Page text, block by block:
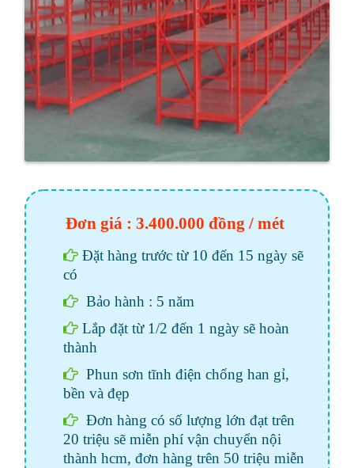
Đơn giá : 3.400.000 đồng / mét
Đặt hàng trước từ 10 đến 15 ngày sẽ
có
Bảo hành : 5 năm
Lắp đặt từ 1/2 đến 1 ngày sẽ hoàn
thành
Phun sơn tĩnh điện chống han gỉ,
bền và đẹp
Đơn hàng có số lượng lớn đạt trên
20 triệu sẽ miễn phí vận chuyển nội
thành hcm, đơn hàng trên 50 triệu miễn